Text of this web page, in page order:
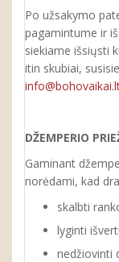
Po užsakymo
pagamintume ir
siekiame išsiųsti
itin skubiai,
DŽEMPERIO
Gaminant
norėdami, kad
skalbti
lyginti
nedžiovinti